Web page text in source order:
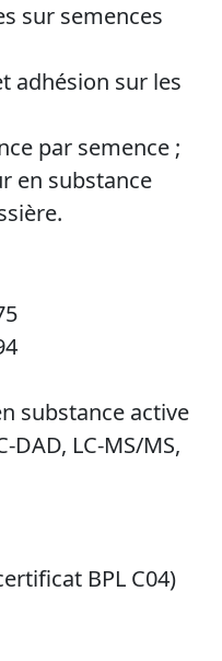
sur semences
adhésion sur les
par semence ;
en substance
substance active
DAD, LC-MS/MS,
BPL C04)